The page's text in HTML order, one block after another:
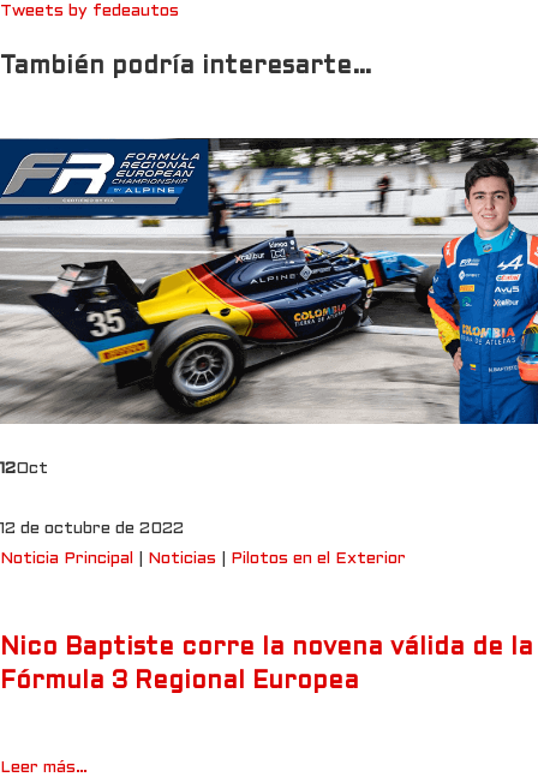
Tweets by fedeautos
También podría interesarte…
12Oct
12 de octubre de 2022
Noticia Principal
Noticias Pilotos en el Exterior
Nico Baptiste corre la novena válida de la
Fórmula 3 Regional Europea
Leer más…